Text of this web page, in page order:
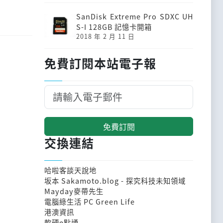
SanDisk Extreme Pro SDXC UH
S-I 128GB 記憶卡開箱
2018 年 2 月 11 日
免費訂閱本站電子報
免費訂閱
交換連結
哈啦客談天說地
坂本 Sakamoto.blog - 探究科技未知領域
Mayday麥帶先生
電腦綠生活 PC Green Life
港澳資訊